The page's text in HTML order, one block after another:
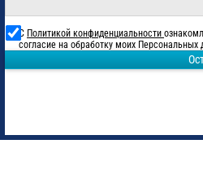
С Политикой конфиденциальности
согласие на обработку моих Персональных